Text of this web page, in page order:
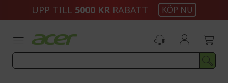
UPP TILL 5000 KR RABATT KÖP NU